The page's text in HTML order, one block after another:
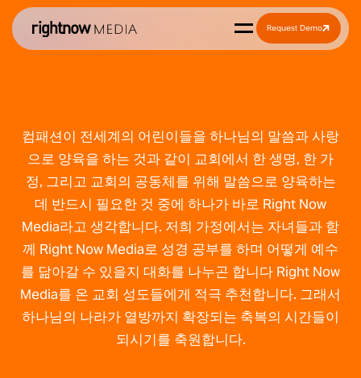
Request Demo
컴패션이 전세계의 어린이들을 하나님의 말씀과 사랑
으로 양육을 하는 것과 같이 교회에서 한 생명, 한 가
정, 그리고 교회의 공동체를 위해 말씀으로 양육하는
데 반드시 필요한 것 중에 하나가 바로 Right Now
Media라고 생각합니다. 저희 가정에서는 자녀들과 함
께 Right Now Media로 성경 공부를 하며 어떻게 예수
를 닮아갈 수 있을지 대화를 나누곤 합니다 Right Now
Media를 온 교회 성도들에게 적극 추천합니다. 그래서
하나님의 나라가 열방까지 확장되는 축복의 시간들이
되시기를 축원합니다.